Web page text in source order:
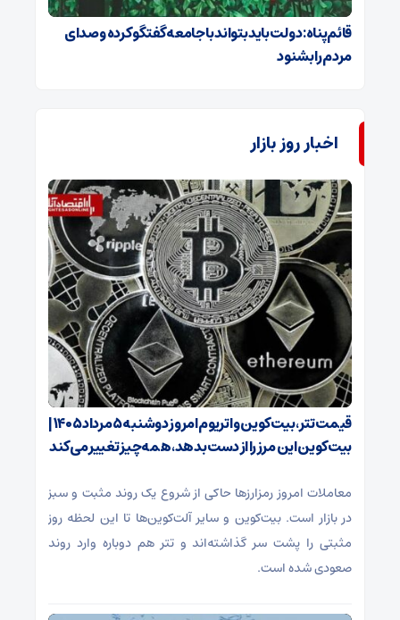
قائم‌پناه: دولت باید بتواند با جامعه گفتگو کرده و صدای
مردم را بشنود
اخبار روز بازار
قیمت تتر، بیت‌کوین و اتریوم امروز دوشنبه ۵ مرداد ۱۴۰۵ |
بیت‌کوین این مرز را از دست بدهد، همه‌چیز تغییر می‌کند
معاملات امروز رمزارز‌ها حاکی از شروع یک روند مثبت و سبز
در بازار است. بیت‌کوین و سایر آلت‌کوین‌ها تا این لحظه روز
مثبتی را پشت سر گذاشته‌اند و تتر هم دوباره وارد روند
صعودی شده است.